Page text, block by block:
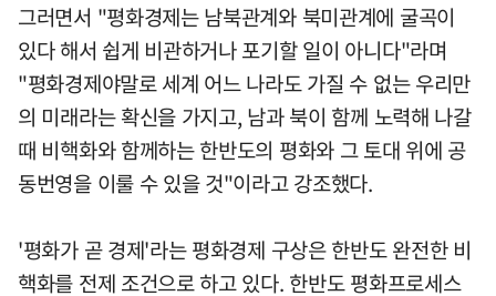
그러면서 "평화경제는 남북관계와 북미관계에 굴곡이
있다 해서 쉽게 비관하거나 포기할 일이 아니다"라며
"평화경제야말로 세계 어느 나라도 가질 수 없는 우리만
의 미래라는 확신을 가지고, 남과 북이 함께 노력해 나갈
때 비핵화와 함께하는 한반도의 평화와 그 토대 위에 공
동번영을 이룰 수 있을 것"이라고 강조했다.
'평화가 곧 경제'라는 평화경제 구상은 한반도 완전한 비
핵화를 전제 조건으로 하고 있다. 한반도 평화프로세스